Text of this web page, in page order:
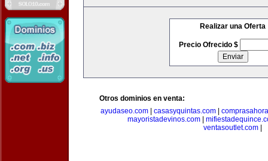
Realizar una Oferta
Precio Ofrecido $
Otros dominios en venta:
ayudaseo.com
casasyquintas.com
mayoristadevinos.com
ventasoutlet.com